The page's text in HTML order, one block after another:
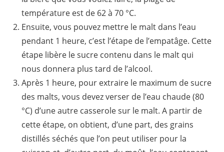
température est de 62 à 70 °C.
Ensuite, vous pouvez mettre le malt dans l’eau
pendant 1 heure, c’est l’étape de l’empatâge. Cette
étape libère le sucre contenu dans le malt qui
nous donnera plus tard de l’alcool.
Après 1 heure, pour extraire le maximum de sucre
des malts, vous devez verser de l’eau chaude (80
°C) d’une autre casserole sur le malt. A partir de
cette étape, on obtient, d’une part, des grains
distillés séchés que l’on peut utiliser pour la